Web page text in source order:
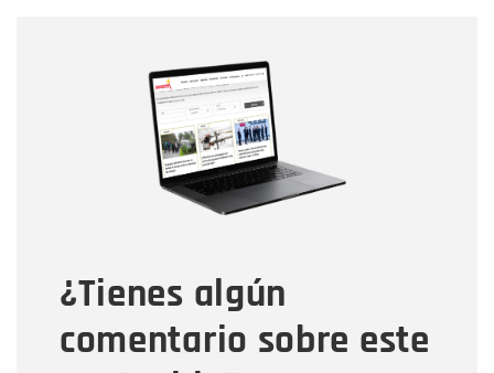
¿Tienes algún
comentario sobre este
Correo electrónico
Tipo de comentario
Mensaje